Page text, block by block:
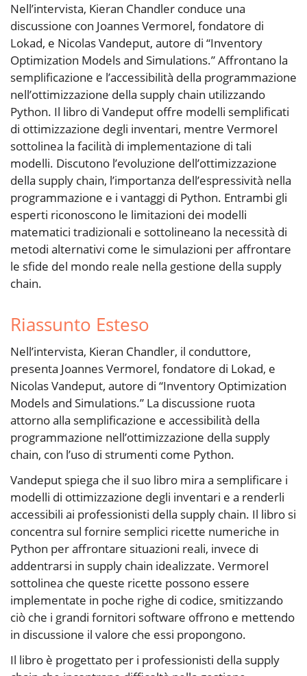
Nell’intervista, Kieran Chandler conduce una
discussione con Joannes Vermorel, fondatore di
Lokad, e Nicolas Vandeput, autore di “Inventory
Optimization Models and Simulations.” Affrontano la
semplificazione e l’accessibilità della programmazione
nell’ottimizzazione della supply chain utilizzando
Python. Il libro di Vandeput offre modelli semplificati
di ottimizzazione degli inventari, mentre Vermorel
sottolinea la facilità di implementazione di tali
modelli. Discutono l’evoluzione dell’ottimizzazione
della supply chain, l’importanza dell’espressività nella
programmazione e i vantaggi di Python. Entrambi gli
esperti riconoscono le limitazioni dei modelli
matematici tradizionali e sottolineano la necessità di
metodi alternativi come le simulazioni per affrontare
le sfide del mondo reale nella gestione della supply
chain.
Riassunto Esteso
Nell’intervista, Kieran Chandler, il conduttore,
presenta Joannes Vermorel, fondatore di Lokad, e
Nicolas Vandeput, autore di “Inventory Optimization
Models and Simulations.” La discussione ruota
attorno alla semplificazione e accessibilità della
programmazione nell’ottimizzazione della supply
chain, con l’uso di strumenti come Python.
Vandeput spiega che il suo libro mira a semplificare i
modelli di ottimizzazione degli inventari e a renderli
accessibili ai professionisti della supply chain. Il libro si
concentra sul fornire semplici ricette numeriche in
Python per affrontare situazioni reali, invece di
addentrarsi in supply chain idealizzate. Vermorel
sottolinea che queste ricette possono essere
implementate in poche righe di codice, smitizzando
ciò che i grandi fornitori software offrono e mettendo
in discussione il valore che essi propongono.
Il libro è progettato per i professionisti della supply